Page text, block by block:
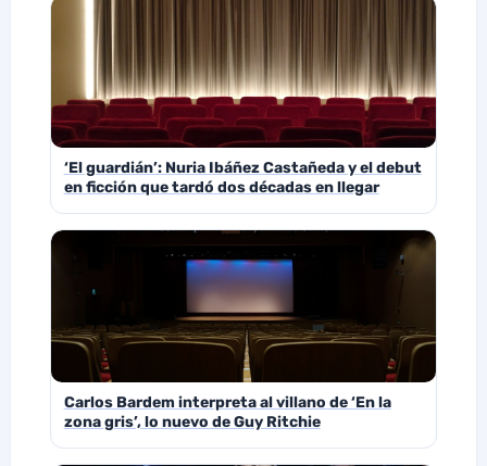
‘El guardián’: Nuria Ibáñez Castañeda y el debut
en ficción que tardó dos décadas en llegar
Carlos Bardem interpreta al villano de ‘En la
zona gris’, lo nuevo de Guy Ritchie